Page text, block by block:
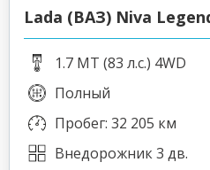
Lada (ВАЗ) Niva
1.7 MT (83 л.с.) 4WD
Полный
Пробег: 32 205 км
Внедорожник 3 дв.